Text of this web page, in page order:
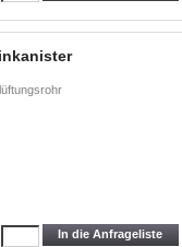
In die Anfrageliste